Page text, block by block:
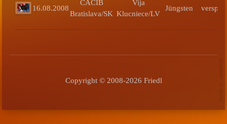
16.08.2008
CACIB
Bratislava/SK
Vija
Klucniece/LV
Jüngsten
Copyright © 2008-2026 Friedl